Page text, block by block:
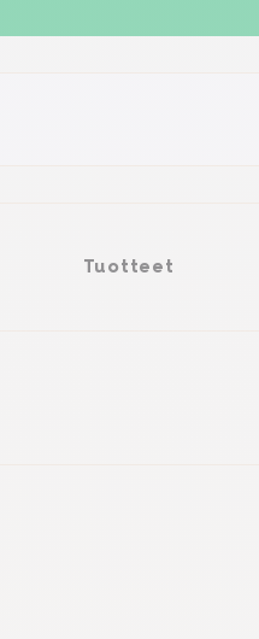
Tuotteet